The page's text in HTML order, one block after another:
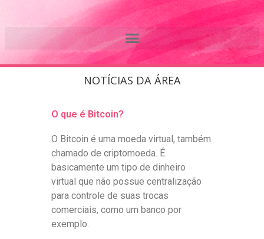
conteúdo
BITCOIN E
BLOCKCHAIN
NOTÍCIAS DA ÁREA
O que é Bitcoin?
O Bitcoin é uma moeda virtual, também
chamado de criptomoeda. É
basicamente um tipo de dinheiro
virtual que não possue centralização
para controle de suas trocas
comerciais, como um banco por
exemplo.